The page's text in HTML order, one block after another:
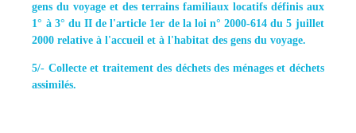
gens du voyage et des terrains familiaux locatifs définis aux
1° à 3° du II de l'article 1er de la loi n° 2000-614 du 5 juillet
2000 relative à l'accueil et à l'habitat des gens du voyage.
5/- Collecte et traitement des déchets des ménages et déchets
assimilés.